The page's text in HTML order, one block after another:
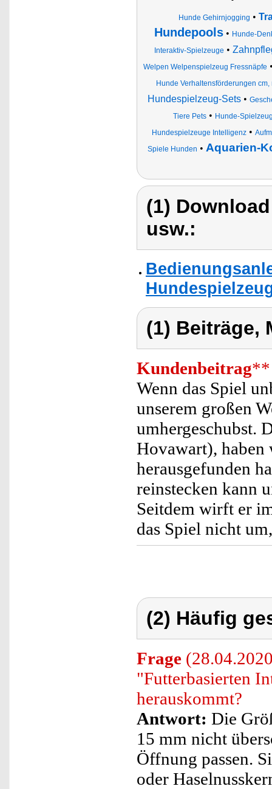
Hunde Gehirnjogging •
Hundepools• Hunde-
Interaktiv-Spielzeuge •
Welpen Welpenspielzeug Fressnäpfe
Hunde Verhaltensförderungen
Hundespielzeug-Sets•
Tiere Pets• Hunde-
Hundespielzeuge Intelligenz•
Spiele Hunden • Aquarien-
(1)
usw.:
(1) Beiträge,
Kundenbeitrag**
Wenn das Spiel
unserem großen
umhergeschubst.
Hovawart), haben
herausgefunden
reinstecken kann
Seitdem wirft er
das Spiel nicht
(2) Häufig
Frage
"Futterbasierten
herauskommt?
Antwort: Die
15 mm nicht
Öffnung passen.
oder